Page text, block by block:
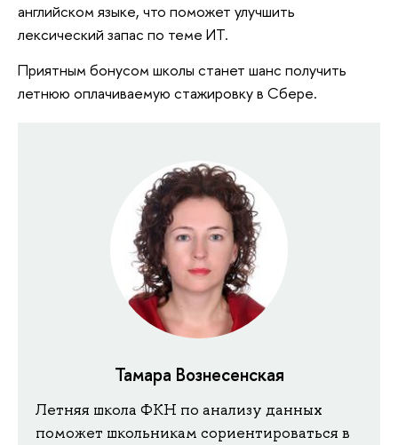
английском языке, что поможет улучшить
лексический запас по теме ИТ.
Приятным бонусом школы станет шанс получить
летнюю оплачиваемую стажировку в Сбере.
Тамара Вознесенская
Летняя школа ФКН по анализу данных
поможет школьникам сориентироваться в